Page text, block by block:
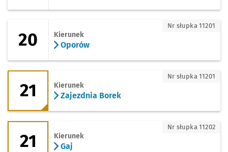
20 Kierunek
Oporów
Nr słupka 11201
21 - kierunek Zajezdnia Borek
21 Kierunek
Zajezdnia Borek
Nr słupka 11201
21 - kierunek Gaj
21 Kierunek
Gaj
Nr słupka 11202